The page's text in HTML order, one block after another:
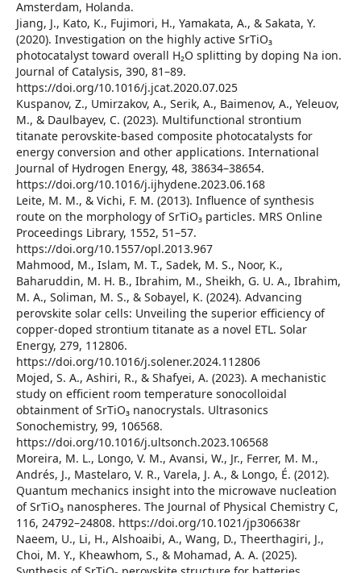
Amsterdam, Holanda.
Jiang, J., Kato, K., Fujimori, H., Yamakata, A., & Sakata, Y.
(2020). Investigation on the highly active SrTiO₃
photocatalyst toward overall H₂O splitting by doping Na ion.
Journal of Catalysis, 390, 81–89.
https://doi.org/10.1016/j.jcat.2020.07.025
Kuspanov, Z., Umirzakov, A., Serik, A., Baimenov, A., Yeleuov,
M., & Daulbayev, C. (2023). Multifunctional strontium
titanate perovskite-based composite photocatalysts for
energy conversion and other applications. International
Journal of Hydrogen Energy, 48, 38634–38654.
https://doi.org/10.1016/j.ijhydene.2023.06.168
Leite, M. M., & Vichi, F. M. (2013). Influence of synthesis
route on the morphology of SrTiO₃ particles. MRS Online
Proceedings Library, 1552, 51–57.
https://doi.org/10.1557/opl.2013.967
Mahmood, M., Islam, M. T., Sadek, M. S., Noor, K.,
Baharuddin, M. H. B., Ibrahim, M., Sheikh, G. U. A., Ibrahim,
M. A., Soliman, M. S., & Sobayel, K. (2024). Advancing
perovskite solar cells: Unveiling the superior efficiency of
copper-doped strontium titanate as a novel ETL. Solar
Energy, 279, 112806.
https://doi.org/10.1016/j.solener.2024.112806
Mojed, S. A., Ashiri, R., & Shafyei, A. (2023). A mechanistic
study on efficient room temperature sonocolloidal
obtainment of SrTiO₃ nanocrystals. Ultrasonics
Sonochemistry, 99, 106568.
https://doi.org/10.1016/j.ultsonch.2023.106568
Moreira, M. L., Longo, V. M., Avansi, W., Jr., Ferrer, M. M.,
Andrés, J., Mastelaro, V. R., Varela, J. A., & Longo, É. (2012).
Quantum mechanics insight into the microwave nucleation
of SrTiO₃ nanospheres. The Journal of Physical Chemistry C,
116, 24792–24808. https://doi.org/10.1021/jp306638r
Naeem, U., Li, H., Alshoaibi, A., Wang, D., Theerthagiri, J.,
Choi, M. Y., Kheawhom, S., & Mohamad, A. A. (2025).